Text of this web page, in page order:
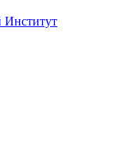
Институт